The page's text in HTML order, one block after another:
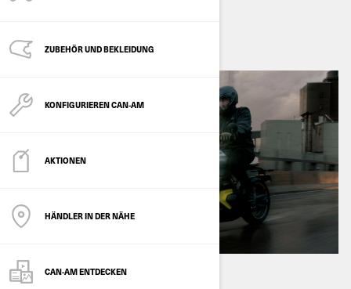
ZUBEHÖR UND BEKLEIDUNG
KONFIGURIEREN CAN-AM
AKTIONEN
HÄNDLER IN DER NÄHE
CAN-AM ENTDECKEN